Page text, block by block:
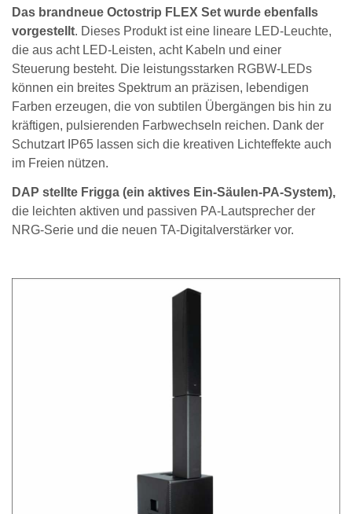
Das brandneue Octostrip FLEX Set wurde ebenfalls
vorgestellt. Dieses Produkt ist eine lineare LED-Leuchte,
die aus acht LED-Leisten, acht Kabeln und einer
Steuerung besteht. Die leistungsstarken RGBW-LEDs
können ein breites Spektrum an präzisen, lebendigen
Farben erzeugen, die von subtilen Übergängen bis hin zu
kräftigen, pulsierenden Farbwechseln reichen. Dank der
Schutzart IP65 lassen sich die kreativen Lichteffekte auch
im Freien nützen.
DAP stellte Frigga (ein aktives Ein-Säulen-PA-System),
die leichten aktiven und passiven PA-Lautsprecher der
NRG-Serie und die neuen TA-Digitalverstärker vor.